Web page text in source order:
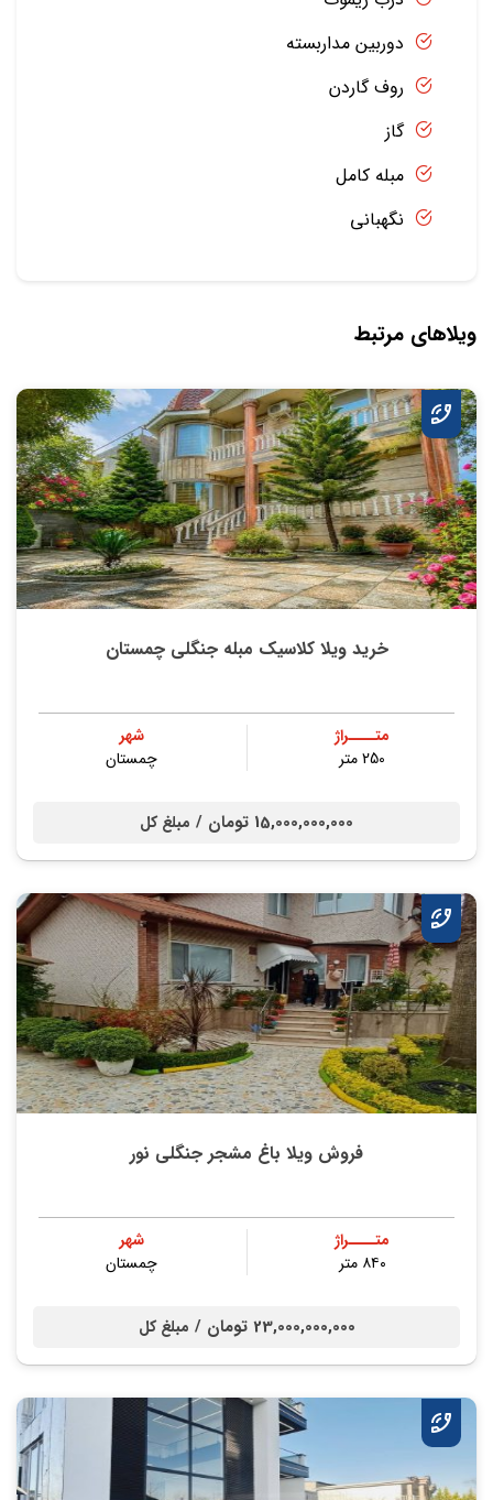
دوربین مداربسته
روف گاردن
گاز
مبله کامل
نگهبانی
ویلاهای مرتبط
خرید ویلا کلاسیک مبله جنگلی چمستان
متــــراژ
250 متر
شهر
چمستان
15,000,000,000 تومان / مبلغ کل
فروش ویلا باغ مشجر جنگلی نور
متــــراژ
۸۴۰ متر
شهر
چمستان
23,000,000,000 تومان / مبلغ کل